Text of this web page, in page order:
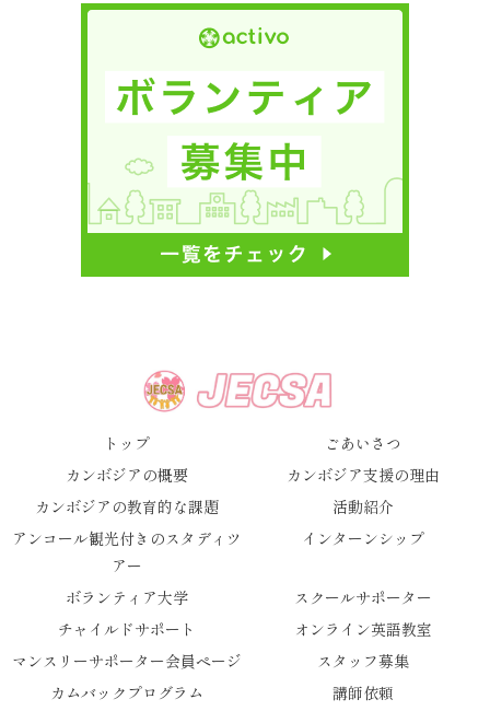
トップ
ごあいさつ
カンボジアの概要
カンボジア支援の理由
カンボジアの教育的な課題
活動紹介
アンコール観光付きのスタディツ
アー
インターンシップ
ボランティア大学
スクールサポーター
チャイルドサポート
オンライン英語教室
マンスリーサポーター会員ページ
スタッフ募集
カムバックプログラム
講師依頼